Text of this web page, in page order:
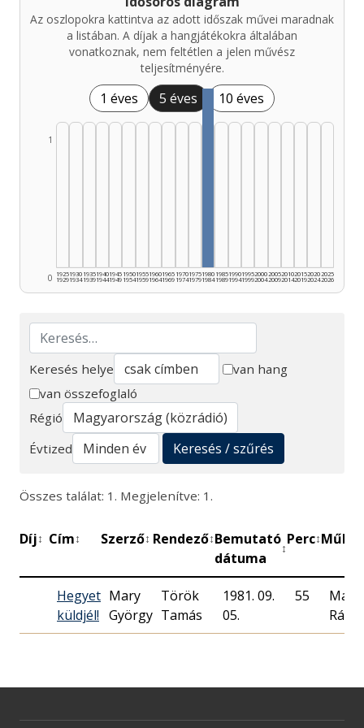
Az oszlopokra kattintva az adott időszak művei maradnak
a listában. A díjak a hangjátékokra általában
vonatkoznak, nem feltétlen a jelen művész
teljesítményére.
1 éves 5 éves 10 éves
0
1
1925
1929
1930
1934
1935
1939
1940
1944
1945
1949
1950
1954
1955
1959
1960
1964
1965
1969
1970
1974
1975
1979
1980
1984
1985
1989
1990
1994
1995
1999
2000
2004
2005
2009
2010
2014
2015
2019
2020
2024
2025
2026
Keresés
Keresés helye
van hang
van összefoglaló
Régió
Évtized
Keresés / szűrés
Összes találat: 1. Megjelenítve: 1.
Díj↕ Cím↕ Szerző↕ Rendező↕Bemutató
dátuma
↕
Perc↕
Hegyet
küldjél!
Mary
György
Török
Tamás
1981. 09.
05.
55
Rádió